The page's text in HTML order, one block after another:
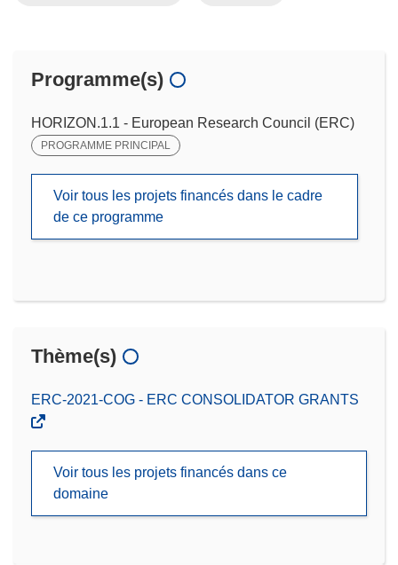
Programme(s)
HORIZON.1.1 - European Research Council (ERC)
PROGRAMME PRINCIPAL
Voir tous les projets financés dans le cadre
de ce programme
Thème(s)
ERC-2021-COG - ERC CONSOLIDATOR GRANTS
Voir tous les projets financés dans ce
domaine